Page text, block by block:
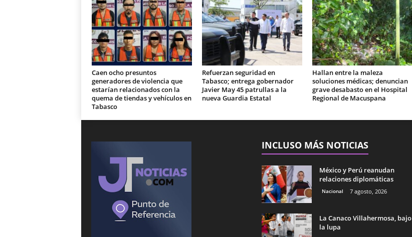
Caen ocho presuntos
generadores de violencia que
estarían relacionados con la
quema de tiendas y vehículos en
Tabasco
Refuerzan seguridad en
Tabasco; entrega gobernador
Javier May 45 patrullas a la
nueva Guardia Estatal
Hallan entre la maleza
soluciones médicas; denuncian
grave desabasto en el Hospital
Regional de Macuspana
INCLUSO MÁS NOTICIAS
México y Perú reanudan
relaciones diplomáticas
Nacional 7 agosto, 2026
La Canaco Villahermosa, bajo
la lupa